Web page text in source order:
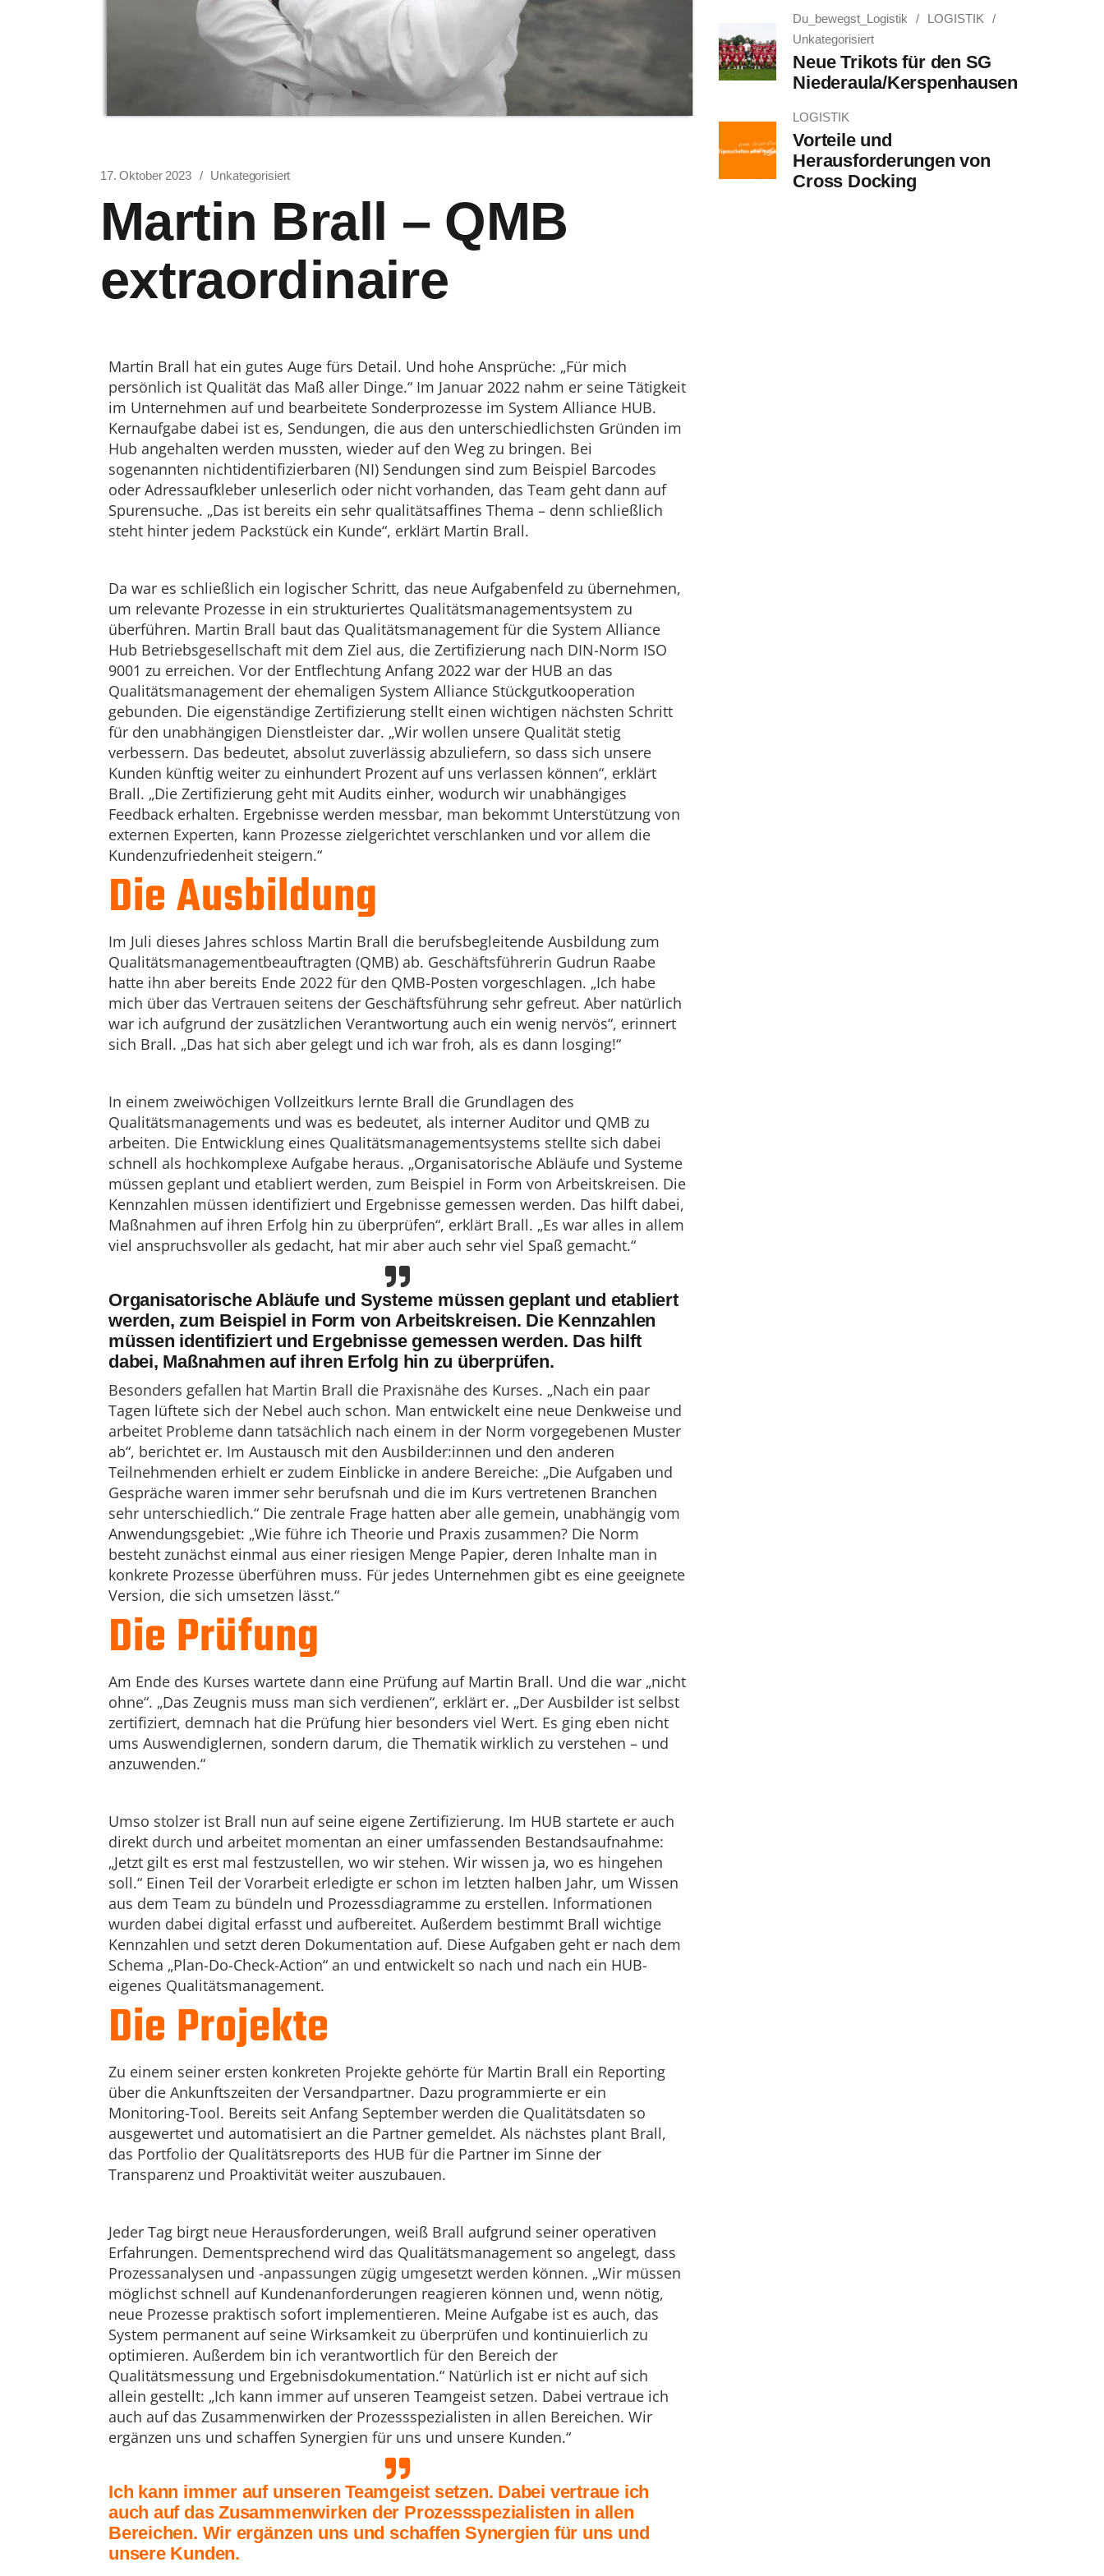
17. Oktober 2023 Unkategorisiert
Martin Brall – QMB
extraordinaire
Martin Brall hat ein gutes Auge fürs Detail. Und hohe Ansprüche: „Für mich
persönlich ist Qualität das Maß aller Dinge.“ Im Januar 2022 nahm er seine Tätigkeit
im Unternehmen auf und bearbeitete Sonderprozesse im System Alliance HUB.
Kernaufgabe dabei ist es, Sendungen, die aus den unterschiedlichsten Gründen im
Hub angehalten werden mussten, wieder auf den Weg zu bringen. Bei
sogenannten nichtidentifizierbaren (NI) Sendungen sind zum Beispiel Barcodes
oder Adressaufkleber unleserlich oder nicht vorhanden, das Team geht dann auf
Spurensuche. „Das ist bereits ein sehr qualitätsaffines Thema – denn schließlich
steht hinter jedem Packstück ein Kunde“, erklärt Martin Brall.
Da war es schließlich ein logischer Schritt, das neue Aufgabenfeld zu übernehmen,
um relevante Prozesse in ein strukturiertes Qualitätsmanagementsystem zu
überführen. Martin Brall baut das Qualitätsmanagement für die System Alliance
Hub Betriebsgesellschaft mit dem Ziel aus, die Zertifizierung nach DIN-Norm ISO
9001 zu erreichen. Vor der Entflechtung Anfang 2022 war der HUB an das
Qualitätsmanagement der ehemaligen System Alliance Stückgutkooperation
gebunden. Die eigenständige Zertifizierung stellt einen wichtigen nächsten Schritt
für den unabhängigen Dienstleister dar. „Wir wollen unsere Qualität stetig
verbessern. Das bedeutet, absolut zuverlässig abzuliefern, so dass sich unsere
Kunden künftig weiter zu einhundert Prozent auf uns verlassen können“, erklärt
Brall. „Die Zertifizierung geht mit Audits einher, wodurch wir unabhängiges
Feedback erhalten. Ergebnisse werden messbar, man bekommt Unterstützung von
externen Experten, kann Prozesse zielgerichtet verschlanken und vor allem die
Kundenzufriedenheit steigern.“
Die Ausbildung
Im Juli dieses Jahres schloss Martin Brall die berufsbegleitende Ausbildung zum
Qualitätsmanagementbeauftragten (QMB) ab. Geschäftsführerin Gudrun Raabe
hatte ihn aber bereits Ende 2022 für den QMB-Posten vorgeschlagen. „Ich habe
mich über das Vertrauen seitens der Geschäftsführung sehr gefreut. Aber natürlich
war ich aufgrund der zusätzlichen Verantwortung auch ein wenig nervös“, erinnert
sich Brall. „Das hat sich aber gelegt und ich war froh, als es dann losging!“
In einem zweiwöchigen Vollzeitkurs lernte Brall die Grundlagen des
Qualitätsmanagements und was es bedeutet, als interner Auditor und QMB zu
arbeiten. Die Entwicklung eines Qualitätsmanagementsystems stellte sich dabei
schnell als hochkomplexe Aufgabe heraus. „Organisatorische Abläufe und Systeme
müssen geplant und etabliert werden, zum Beispiel in Form von Arbeitskreisen. Die
Kennzahlen müssen identifiziert und Ergebnisse gemessen werden. Das hilft dabei,
Maßnahmen auf ihren Erfolg hin zu überprüfen“, erklärt Brall. „Es war alles in allem
viel anspruchsvoller als gedacht, hat mir aber auch sehr viel Spaß gemacht.“
Organisatorische Abläufe und Systeme müssen geplant und etabliert
werden, zum Beispiel in Form von Arbeitskreisen. Die Kennzahlen
müssen identifiziert und Ergebnisse gemessen werden. Das hilft
dabei, Maßnahmen auf ihren Erfolg hin zu überprüfen.
Besonders gefallen hat Martin Brall die Praxisnähe des Kurses. „Nach ein paar
Tagen lüftete sich der Nebel auch schon. Man entwickelt eine neue Denkweise und
arbeitet Probleme dann tatsächlich nach einem in der Norm vorgegebenen Muster
ab“, berichtet er. Im Austausch mit den Ausbilder:innen und den anderen
Teilnehmenden erhielt er zudem Einblicke in andere Bereiche: „Die Aufgaben und
Gespräche waren immer sehr berufsnah und die im Kurs vertretenen Branchen
sehr unterschiedlich.“ Die zentrale Frage hatten aber alle gemein, unabhängig vom
Anwendungsgebiet: „Wie führe ich Theorie und Praxis zusammen? Die Norm
besteht zunächst einmal aus einer riesigen Menge Papier, deren Inhalte man in
konkrete Prozesse überführen muss. Für jedes Unternehmen gibt es eine geeignete
Version, die sich umsetzen lässt.“
Die Prüfung
Am Ende des Kurses wartete dann eine Prüfung auf Martin Brall. Und die war „nicht
ohne“. „Das Zeugnis muss man sich verdienen“, erklärt er. „Der Ausbilder ist selbst
zertifiziert, demnach hat die Prüfung hier besonders viel Wert. Es ging eben nicht
ums Auswendiglernen, sondern darum, die Thematik wirklich zu verstehen – und
anzuwenden.“
Umso stolzer ist Brall nun auf seine eigene Zertifizierung. Im HUB startete er auch
direkt durch und arbeitet momentan an einer umfassenden Bestandsaufnahme:
„Jetzt gilt es erst mal festzustellen, wo wir stehen. Wir wissen ja, wo es hingehen
soll.“ Einen Teil der Vorarbeit erledigte er schon im letzten halben Jahr, um Wissen
aus dem Team zu bündeln und Prozessdiagramme zu erstellen. Informationen
wurden dabei digital erfasst und aufbereitet. Außerdem bestimmt Brall wichtige
Kennzahlen und setzt deren Dokumentation auf. Diese Aufgaben geht er nach dem
Schema „Plan-Do-Check-Action“ an und entwickelt so nach und nach ein HUB-
eigenes Qualitätsmanagement.
Die Projekte
Zu einem seiner ersten konkreten Projekte gehörte für Martin Brall ein Reporting
über die Ankunftszeiten der Versandpartner. Dazu programmierte er ein
Monitoring-Tool. Bereits seit Anfang September werden die Qualitätsdaten so
ausgewertet und automatisiert an die Partner gemeldet. Als nächstes plant Brall,
das Portfolio der Qualitätsreports des HUB für die Partner im Sinne der
Transparenz und Proaktivität weiter auszubauen.
Jeder Tag birgt neue Herausforderungen, weiß Brall aufgrund seiner operativen
Erfahrungen. Dementsprechend wird das Qualitätsmanagement so angelegt, dass
Prozessanalysen und -anpassungen zügig umgesetzt werden können. „Wir müssen
möglichst schnell auf Kundenanforderungen reagieren können und, wenn nötig,
neue Prozesse praktisch sofort implementieren. Meine Aufgabe ist es auch, das
System permanent auf seine Wirksamkeit zu überprüfen und kontinuierlich zu
optimieren. Außerdem bin ich verantwortlich für den Bereich der
Qualitätsmessung und Ergebnisdokumentation.“ Natürlich ist er nicht auf sich
allein gestellt: „Ich kann immer auf unseren Teamgeist setzen. Dabei vertraue ich
auch auf das Zusammenwirken der Prozessspezialisten in allen Bereichen. Wir
ergänzen uns und schaffen Synergien für uns und unsere Kunden.“
Ich kann immer auf unseren Teamgeist setzen. Dabei vertraue ich
auch auf das Zusammenwirken der Prozessspezialisten in allen
Bereichen. Wir ergänzen uns und schaffen Synergien für uns und
unsere Kunden.
Du_bewegst_Logistik
LOGISTIK
Unkategorisiert
Neue Trikots für den SG
Niederaula/Kerspenhausen
LOGISTIK
Vorteile und
Herausforderungen von
Cross Docking